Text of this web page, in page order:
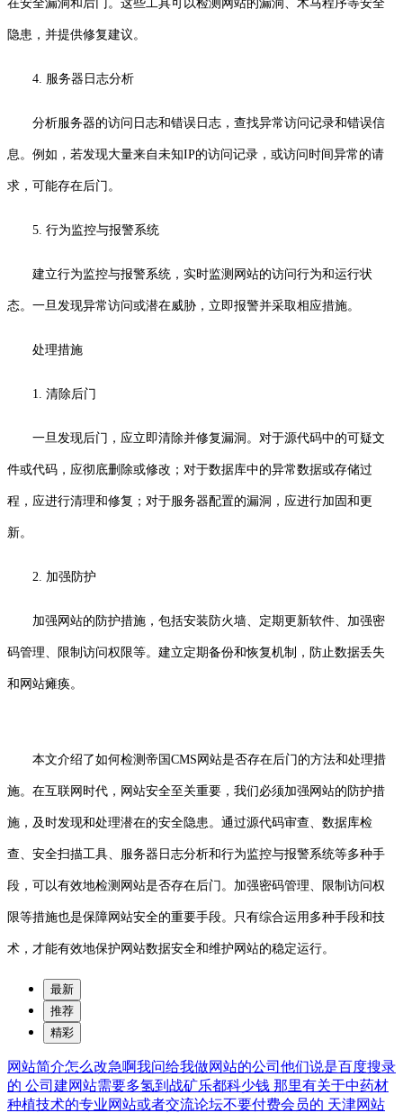
在安全漏洞和后门。这些工具可以检测网站的漏洞、木马程序等安全
隐患，并提供修复建议。
4. 服务器日志分析
分析服务器的访问日志和错误日志，查找异常访问记录和错误信
息。例如，若发现大量来自未知IP的访问记录，或访问时间异常的请
求，可能存在后门。
5. 行为监控与报警系统
建立行为监控与报警系统，实时监测网站的访问行为和运行状
态。一旦发现异常访问或潜在威胁，立即报警并采取相应措施。
处理措施
1. 清除后门
一旦发现后门，应立即清除并修复漏洞。对于源代码中的可疑文
件或代码，应彻底删除或修改；对于数据库中的异常数据或存储过
程，应进行清理和修复；对于服务器配置的漏洞，应进行加固和更
新。
2. 加强防护
加强网站的防护措施，包括安装防火墙、定期更新软件、加强密
码管理、限制访问权限等。建立定期备份和恢复机制，防止数据丢失
和网站瘫痪。
本文介绍了如何检测帝国CMS网站是否存在后门的方法和处理措
施。在互联网时代，网站安全至关重要，我们必须加强网站的防护措
施，及时发现和处理潜在的安全隐患。通过源代码审查、数据库检
查、安全扫描工具、服务器日志分析和行为监控与报警系统等多种手
段，可以有效地检测网站是否存在后门。加强密码管理、限制访问权
限等措施也是保障网站安全的重要手段。只有综合运用多种手段和技
术，才能有效地保护网站数据安全和维护网站的稳定运行。
最新
推荐
精彩
网站简介怎么改急啊我问给我做网站的公司他们说是百度搜录
的 公司建网站需要多氢到战矿乐都科少钱 那里有关于中药材
种植技术的专业网站或者交流论坛不要付费会员的 天津网站